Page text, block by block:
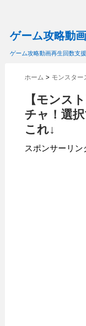
ゲーム攻略動
ゲーム攻略動画再生回数支
ホーム > モンスター
【モンス
チャ！選
これ↓
スポンサーリン